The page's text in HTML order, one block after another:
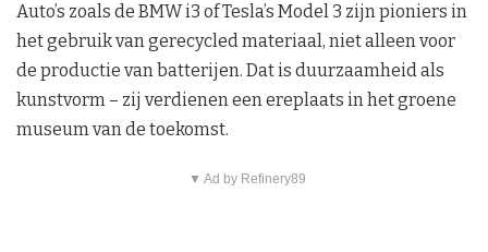
Auto’s zoals de BMW i3 of Tesla’s Model 3 zijn pioniers in
het gebruik van gerecycled materiaal, niet alleen voor
de productie van batterijen. Dat is duurzaamheid als
kunstvorm – zij verdienen een ereplaats in het groene
museum van de toekomst.
▼ Ad by Refinery89